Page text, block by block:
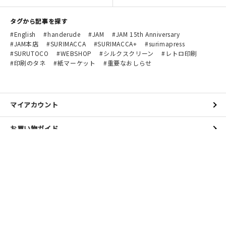
タグから記事を探す
English
handerude JAM
JAM 15th Anniversary
JAM本店
SURIMACCA SURIMACCA+
surimapress
SURUTOCO
WEBSHOP シルクスクリーン
レトロ印刷
印刷のタネ
紙マーケット 重要なおしらせ
マイアカウント
お買い物ガイド